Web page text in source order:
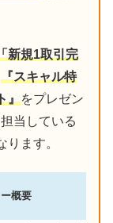
新規1取引完
『スキャル特
』をプレゼン
当している
ります。
概要